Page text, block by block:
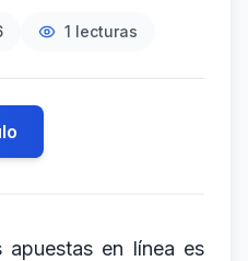
1 lecturas
en línea es